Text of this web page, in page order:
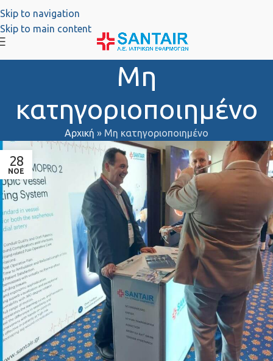
Skip to navigation
Skip to main content
Μη
κατηγοριοποιημένο
Αρχική » Μη κατηγοριοποιημένο
28
ΝΟΈ